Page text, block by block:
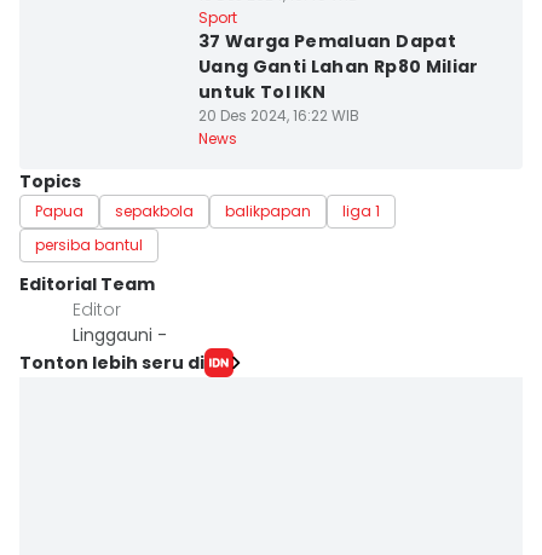
Sport
37 Warga Pemaluan Dapat
Uang Ganti Lahan Rp80 Miliar
untuk Tol IKN
20 Des 2024, 16:22 WIB
News
Topics
Papua sepakbola balikpapan
liga 1
persiba bantul
Editorial Team
Editor
Linggauni -
Tonton lebih seru di